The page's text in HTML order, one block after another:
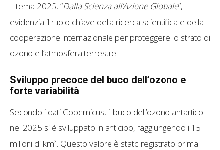
Il tema 2025, “Dalla Scienza all’Azione Globale”,
evidenzia il ruolo chiave della ricerca scientifica e della
cooperazione internazionale per proteggere lo strato di
ozono e l’atmosfera terrestre.
Sviluppo precoce del buco dell’ozono e
forte variabilità
Secondo i dati Copernicus, il buco dell’ozono antartico
nel 2025 si è sviluppato in anticipo, raggiungendo i 15
milioni di km². Questo valore è stato registrato prima